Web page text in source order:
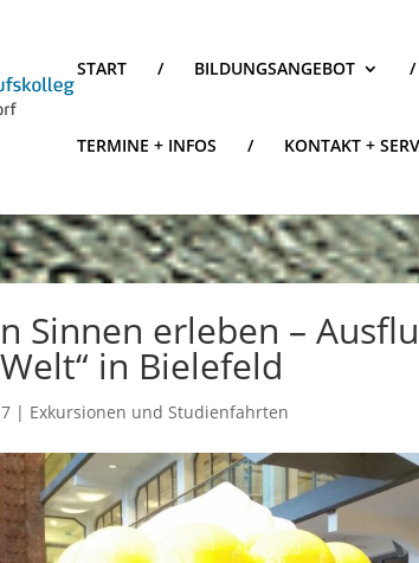
START / BILDUNGSANGEBOT /
TERMINE + INFOS / KONTAKT +
Sinnen erleben –
in Bielefeld
| Exkursionen und Studienfahrten